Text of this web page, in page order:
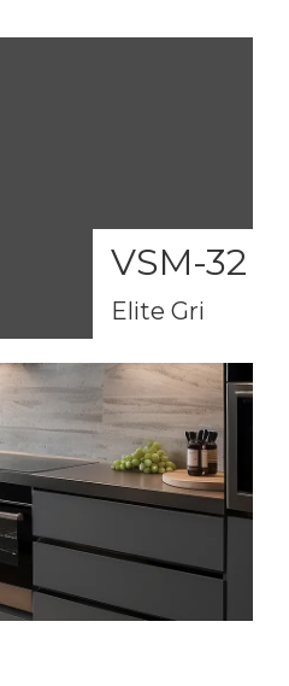
VSM-32
Elite Gri